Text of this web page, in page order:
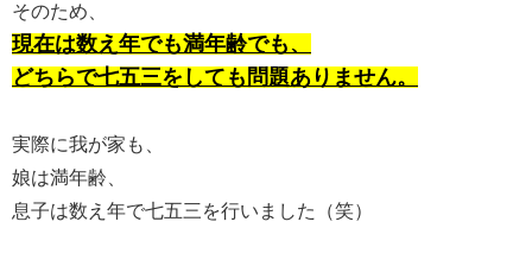
そのため、
現在は数え年でも満年齢でも、
どちらで七五三をしても問題ありません。
実際に我が家も、
娘は満年齢、
息子は数え年で七五三を行いました（笑）